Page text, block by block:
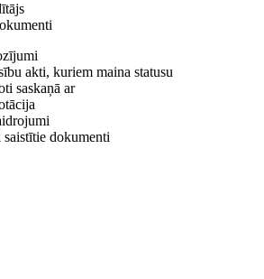
akti, kuriem maina statusu
saskaņā ar
dokumenti